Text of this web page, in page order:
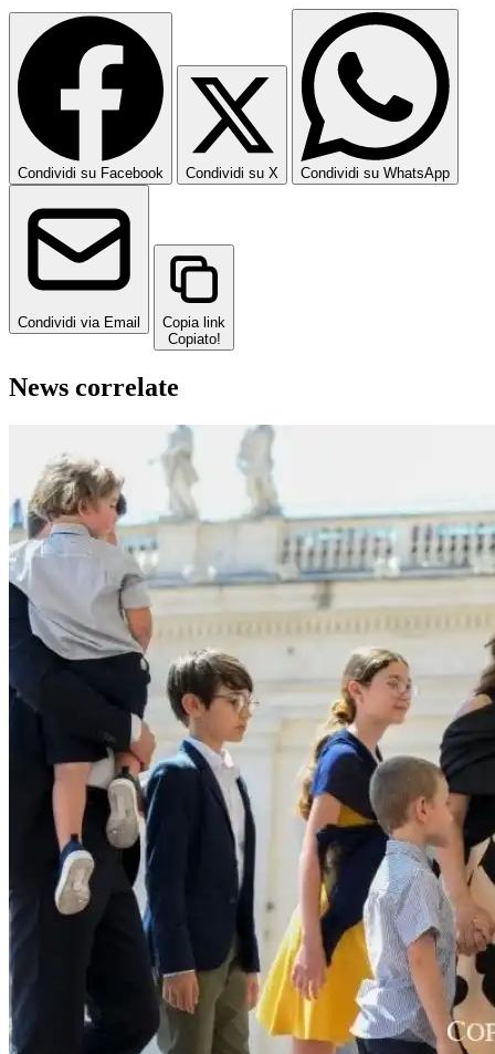
Condividi su Facebook Condividi su X Condividi su WhatsApp
Condividi via Email
Copia link
Copiato!
News correlate